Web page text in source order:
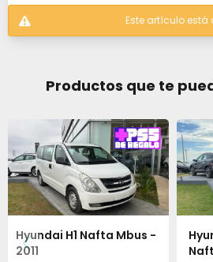
Este artículo
Productos que te
Hyundai H1 Nafta Mbus -
2011